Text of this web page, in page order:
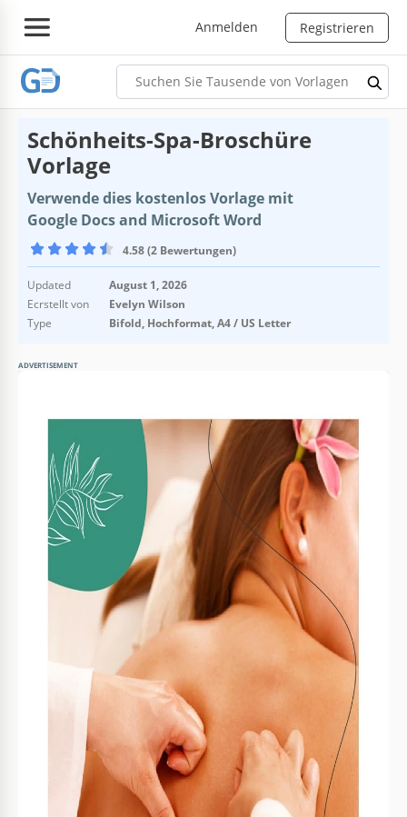
Anmelden Registrieren
Schönheits-Spa-Broschüre
Vorlage
Verwende dies kostenlos Vorlage mit
Google Docs and Microsoft Word
4.58 (2 Bewertungen)
Updated
August 1, 2026
Ecrstellt von
Evelyn Wilson
Type
Bifold, Hochformat, A4 / US Letter
ADVERTISEMENT
Vorlagenspezifikationen
Format Google Docs
Ausrichtung
Hochformat Brochüren & Broschüren
Vorlagen
Größe
A4 / US Letter Brochüren & Broschüren Vorlagen
August 20, 2021
Zuletzt aktualisiert
August 1, 2026
Zu Sammlungen hinzugefügt von 2 Nutzer
Nutzungsstatistiken
3 Downloads in diesem Monat
Hauptmerkmale dieser Vorlage
Bifold Brochüren & Broschüren Vorlagen
Geeignet für.
Spa Beauty
Über diese Vorlage